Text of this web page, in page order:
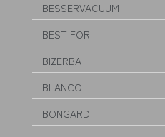
BESSERVACUUM
BEST FOR
BIZERBA
BLANCO
BONGARD